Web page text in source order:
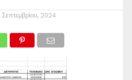
Σεπτεμβρίου, 2024